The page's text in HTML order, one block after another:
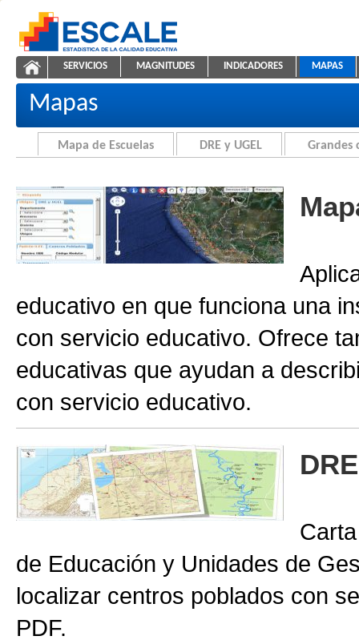
ESCALE - Unidad de Estadística Educativa
Cartografía de la Educación
NAVEGACIÓN
SERVICIOS MAGNITUDES INDICADORES MAPAS
Mapas
Mapa de Escuelas DRE y UGEL Grandes
educativo en que funciona una
con servicio educativo. Ofrece
educativas que ayudan a
con servicio educativo.
de Educación y Unidades de
localizar centros poblados con
PDF.